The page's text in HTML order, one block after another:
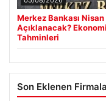
Merkez Bankası Nisan
Açıklanacak?
Tahminleri
Son Eklenen